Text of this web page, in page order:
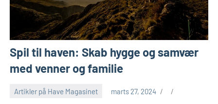
Spil til haven: Skab hygge og samvær
med venner og familie
Artikler på Have Magasinet marts 27, 2024